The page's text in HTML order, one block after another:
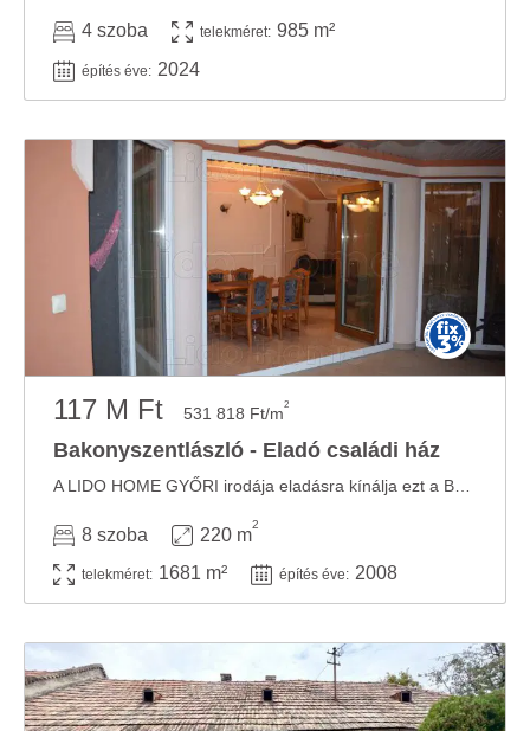
4 szoba telekméret: 985 m²
építés éve: 2024
117 M Ft 531 818 Ft/m2
Bakonyszentlászló - Eladó családi ház
8 szoba 220 m
2
telekméret: 1681 m² építés éve: 2008